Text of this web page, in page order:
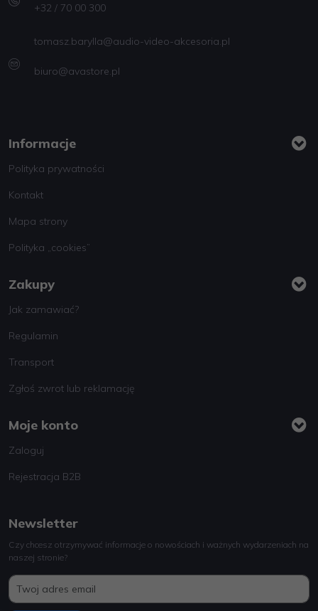
+32 / 70 00 300
tomasz.barylla@audio-video-akcesoria.pl
biuro@avastore.pl
Informacje
Polityka prywatności
Kontakt
Mapa strony
Polityka „cookies”
Zakupy
Jak zamawiać?
Regulamin
Transport
Zgłoś zwrot lub reklamację
Moje konto
Zaloguj
Rejestracja B2B
Newsletter
Czy chcesz otrzymywać informacje o nowościach i ważnych wydarzeniach na
naszej stronie?